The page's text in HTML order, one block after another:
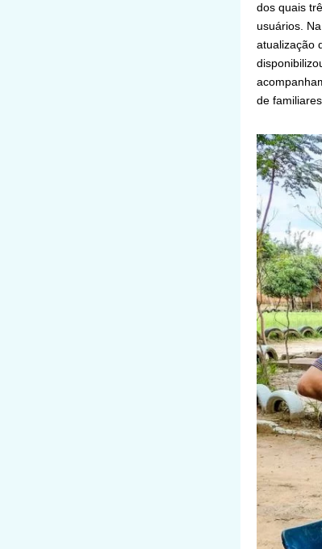
dos quais
usuários.
atualização
de